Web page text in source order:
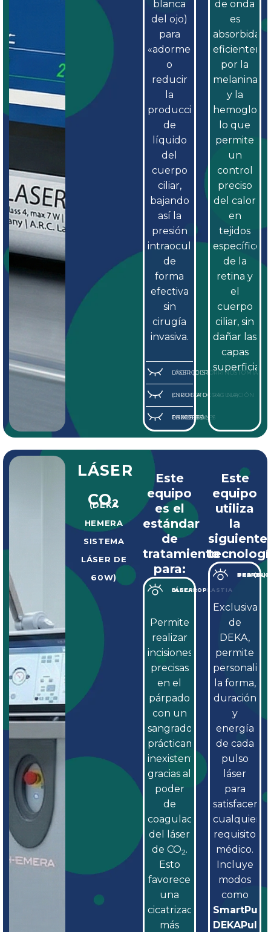
blanca
del ojo)
para
«adormecer»
o
reducir
la
producción
de
líquido
del
cuerpo
ciliar,
bajando
así la
presión
intraocular
de
forma
efectiva
sin
cirugía
invasiva.
DACRIOCISTORRINOSTOMÍA LÁSER (DCR)
ENDOFOTOCOAGULACIÓN (CIRUGÍA DE RETINA)
CHALAZIÓN Y OTROS TUMORES PALPEBRALES
de onda
es
absorbida
por la
melanina
y la
lo que
permite
un
control
preciso
del calor
en
tejidos
específicos
de la
retina y
el
cuerpo
ciliar, sin
dañar las
capas
LÁSER
CO2
(DEKA
HEMERA
SISTEMA
LÁSER DE
60W)
Este
equipo
es el
estándar
de
tratamiento
para:
BLEFAROPLASTIA LÁSER
Permite
realizar
incisiones
precisas
en el
párpado
con un
sangrado
prácticamente
inexistente
gracias al
poder
de
coagulación
del láser
de CO2.
Esto
favorece
una
cicatrización
más
Este
equipo
utiliza
la
siguiente
TECNOLOGÍA PSD (PULSE SHAPE DESIGN)
Exclusiva
de
DEKA,
permite
la forma,
duración
y
energía
de cada
pulso
láser
para
satisfacer
cualquier
requisito
médico.
Incluye
modos
como
DEKAPulse